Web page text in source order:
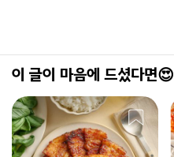
이 글이 마음에 드셨다면😍